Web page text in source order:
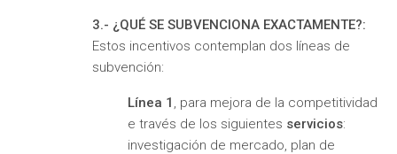
3.- ¿QUÉ SE SUBVENCIONA EXACTAMENTE?:
Estos incentivos contemplan dos líneas de
subvención:
Línea 1
, para mejora de la competitividad
e través de los siguientes servicios:
investigación de mercado, plan de